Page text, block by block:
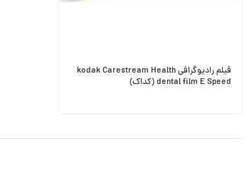
فیلم رادیوگرافی kodak Carestream Health
dental film E Speed (کداک)